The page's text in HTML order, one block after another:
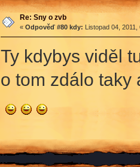
Re: Sny o zvb
« Odpověď #80 kdy: Listopad 04,
Ty kdybys viděl
o tom zdálo taky